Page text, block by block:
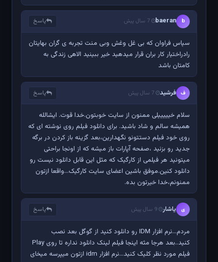
b
baeran 7 سال پیش پاسخ
سپاس فراوان که بی غل وغش وبی منت تجربه ی گران بهایتان
رادراختیار کار بران قرار میدهید خیر ببینید الاهی زندگی به
کامتان باشد
ف فرشید 7 سال پیش پاسخ
سلام خیییییلی ممنون از سایت خوبتون.خدا قوت. ایشالله
همیشه سالم و شاد باشید. برای دانلود فیلم روی نوشته ای که
روی خود فیلم دستتونو نگهدارین،بعد گزینه باز کردن در برگه
جدید رو بزنید ،صفحه آپارات باز میشه که از اونجا براحتی
میتونید هر فیلمی از کارگیک که مثل این قابل دانلود نیست رو
دانلود کنین.موفق باشین اعضای سایت کارگیک...واقعا ازتون
ممنونم،خدا خیرتون بده.
ی یاشار 9 سال پیش پاسخ
مردم...نرم افزار IDM رو دانلود کنید از گوگل بعد نصب
کنید..بعد هرجا مثه اینجا فیلم لینک دانلود نداره تا روی Play
فیلم مورد نظر کلیک کنید...نرم افزار idm ازتون میپرسه میخای